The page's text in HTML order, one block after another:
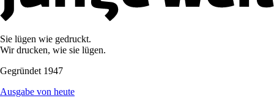
Sie lügen wie gedruckt.
Wir drucken, wie sie lügen.
Gegründet 1947
Ausgabe von heute